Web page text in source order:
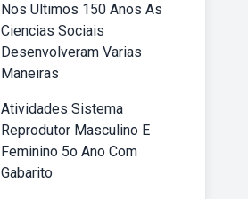
Nos Ultimos 150 Anos As
Ciencias Sociais
Desenvolveram Varias
Maneiras
Atividades Sistema
Reprodutor Masculino E
Feminino 5o Ano Com
Gabarito